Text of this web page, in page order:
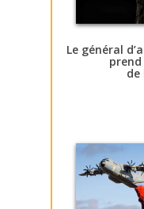
Le général
de